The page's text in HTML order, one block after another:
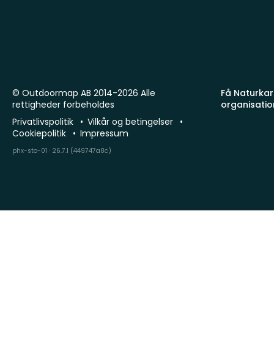
Få
© Outdoormap AB 2014-2026 Alle
rettigheder forbeholdes
Privatlivspolitik
Vilkår og betingelser
Cookiepolitik
Impressum
phx-sto-01 · 26.7.1 (449747a8c)